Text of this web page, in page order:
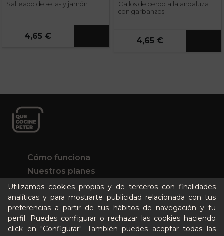
Salteado de setas y jamón
4,65 €
Callos de cerdo a la andaluza
con garbanzos
4,65 €
Utilizamos cookies propias y de terceros con finalidades
analíticas y para mostrarte publicidad relacionada con tus
preferencias a partir de tus hábitos de navegación y tu
perfil. Puedes configurar o rechazar las cookies haciendo
click en "Configurar". También puedes aceptar todas las
Cómo funciona
Nuestros planes
Casos de éxito
Soy un particular
Quién es Peter